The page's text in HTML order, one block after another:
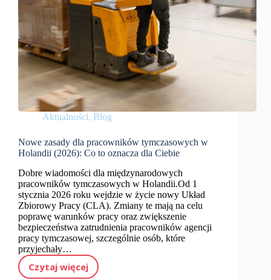
Aktualności, Blog
Nowe zasady dla pracowników tymczasowych w
Holandii (2026): Co to oznacza dla Ciebie
Dobre wiadomości dla międzynarodowych
pracowników tymczasowych w Holandii.Od 1
stycznia 2026 roku wejdzie w życie nowy Układ
Zbiorowy Pracy (CLA). Zmiany te mają na celu
poprawę warunków pracy oraz zwiększenie
bezpieczeństwa zatrudnienia pracowników agencji
pracy tymczasowej, szczególnie osób, które
przyjechały…
Czytaj więcej
Nowe zasady dla pracowników tymczasowych w Holandii (2026): Co to oznacza dla Ciebie